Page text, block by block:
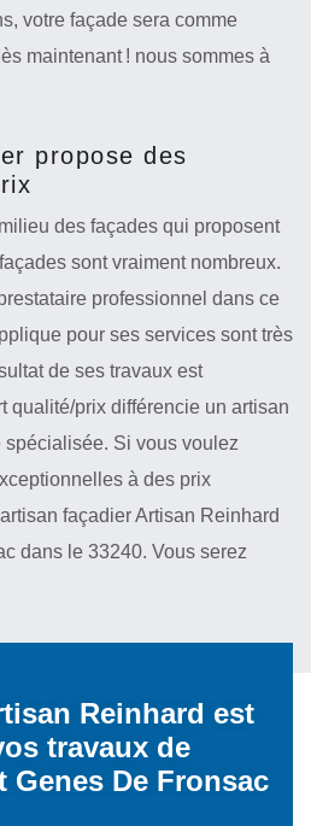
votre façade sera comme
maintenant ! nous sommes à
propose des
des façades qui proposent
sont vraiment nombreux.
professionnel dans ce
pour ses services sont très
de ses travaux est
qualité/prix différencie un artisan
Si vous voulez
à des prix
façadier Artisan Reinhard
dans le 33240. Vous serez
Reinhard est
travaux de
Genes De Fronsac